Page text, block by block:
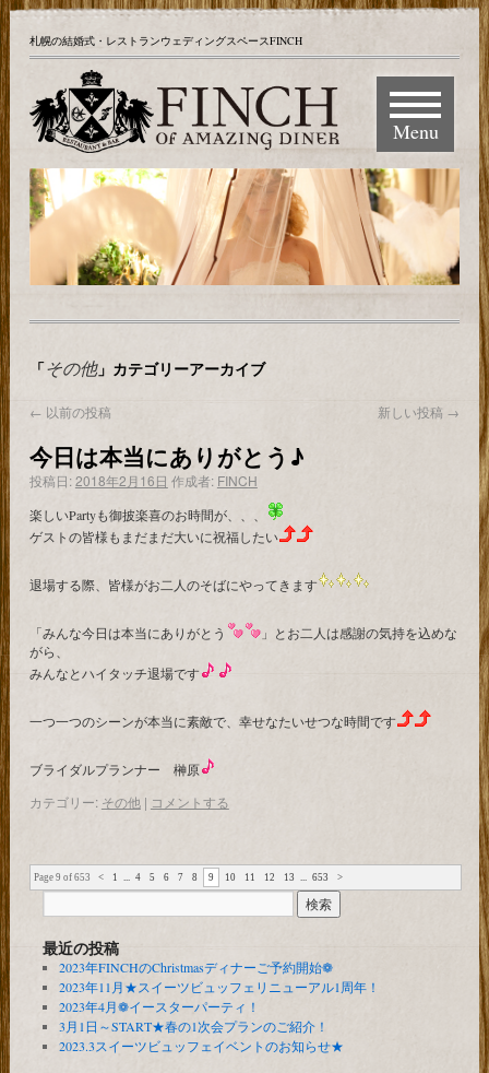
札幌の結婚式・レストランウェディングスペースFINCH
Menu
「その他」カテゴリーアーカイブ
← 以前の投稿 新しい投稿 →
今日は本当にありがとう♪
投稿日:2018年2月16日 作成者: FINCH
楽しいPartyも御披楽喜のお時間が、、、
ゲストの皆様もまだまだ大いに祝福したい
退場する際、皆様がお二人のそばにやってきます
「みんな今日は本当にありがとう
」とお二人は感謝の気持を込めな
がら、
みんなとハイタッチ退場です
一つ一つのシーンが本当に素敵で、幸せなたいせつな時間です
ブライダルプランナー 榊原
カテゴリー: その他 | コメントする
Page 9 of 653 < 1 ... 4 5 6 7 8 9 10 11 12 13 ... 653 >
最近の投稿
2023年FINCHのChristmasディナーご予約開始❁
2023年11月★スイーツビュッフェリニューアル1周年！
2023年4月❁イースターパーティ！
3月1日～START★春の1次会プランのご紹介！
2023.3スイーツビュッフェイベントのお知らせ★